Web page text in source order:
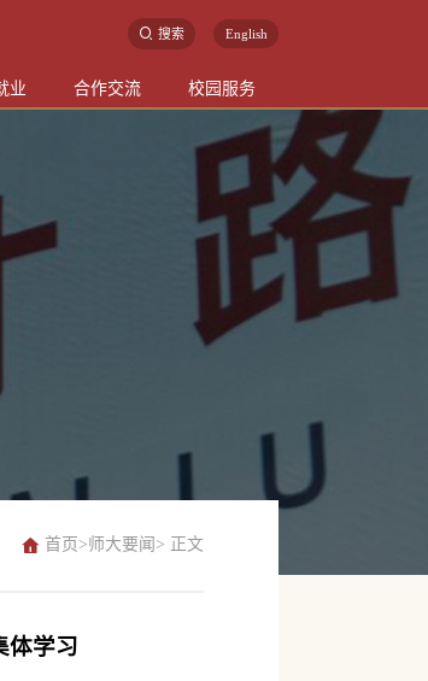
搜索 English
业 合作交流 校园服务
首页 >师大要闻 > 正文
体学习